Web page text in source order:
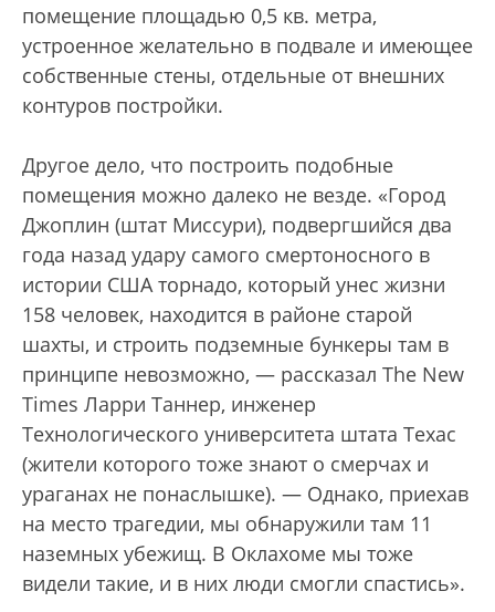
помещение площадью 0,5 кв. метра,
устроенное желательно в подвале и имеющее
собственные стены, отдельные от внешних
контуров постройки.
Другое дело, что построить подобные
помещения можно далеко не везде. «Город
Джоплин (штат Миссури), подвергшийся два
года назад удару самого смертоносного в
истории США торнадо, который унес жизни
158 человек, находится в районе старой
шахты, и строить подземные бункеры там в
принципе невозможно, — рассказал The New
Times Ларри Таннер, инженер
Технологического университета штата Техас
(жители которого тоже знают о смерчах и
ураганах не понаслышке). — Однако, приехав
на место трагедии, мы обнаружили там 11
наземных убежищ. В Оклахоме мы тоже
видели такие, и в них люди смогли спастись».